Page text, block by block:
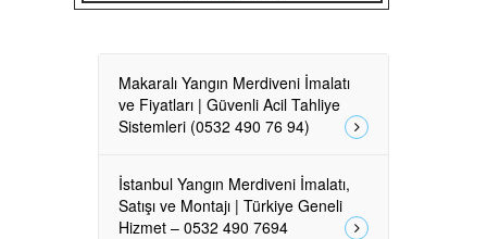
Makaralı Yangın Merdiveni İmalatı
ve Fiyatları | Güvenli Acil Tahliye
Sistemleri (0532 490 76 94)
İstanbul Yangın Merdiveni İmalatı,
Satışı ve Montajı | Türkiye Geneli
Hizmet – 0532 490 7694